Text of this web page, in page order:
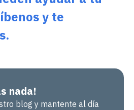
y te
nada!
blog y mantente al día